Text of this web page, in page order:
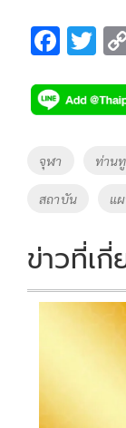
F
e
b
o
o
k
T
tt
er
Tags
จุฬา ท่าน
สถาบัน แ
ข่าวที่เ